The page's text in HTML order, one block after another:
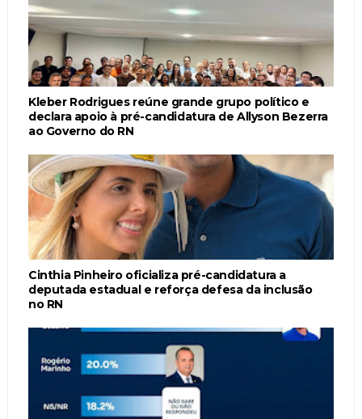
Kleber Rodrigues reúne grande grupo político e
declara apoio à pré-candidatura de Allyson Bezerra
ao Governo do RN
Cinthia Pinheiro oficializa pré-candidatura a
deputada estadual e reforça defesa da inclusão
no RN